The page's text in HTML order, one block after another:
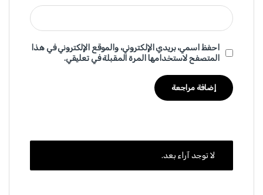
احفظ اسمي، بريدي الإلكتروني، والموقع الإلكتروني في هذا
المتصفح لاستخدامها المرة المقبلة في تعليقي.
لا توجد آراء بعد.